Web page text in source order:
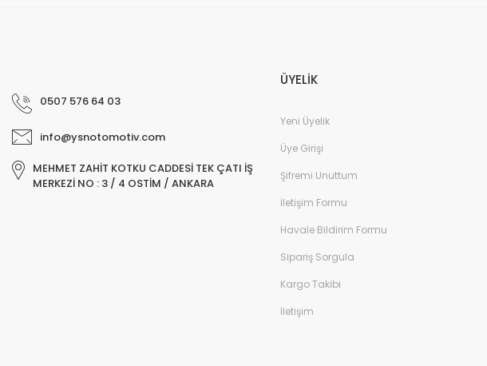
0507 576 64 03
info@ysnotomotiv.com
MEHMET ZAHİT KOTKU CADDESİ TEK ÇATI İŞ
MERKEZİ NO : 3 / 4 OSTİM / ANKARA
ÜYELİK
Yeni Üyelik
Üye Girişi
Şifremi Unuttum
İletişim Formu
Havale Bildirim Formu
Sipariş Sorgula
Kargo Takibi
İletişim